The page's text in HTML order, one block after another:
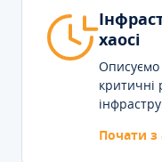
хаосі
Описуємо
критичні
Почати з